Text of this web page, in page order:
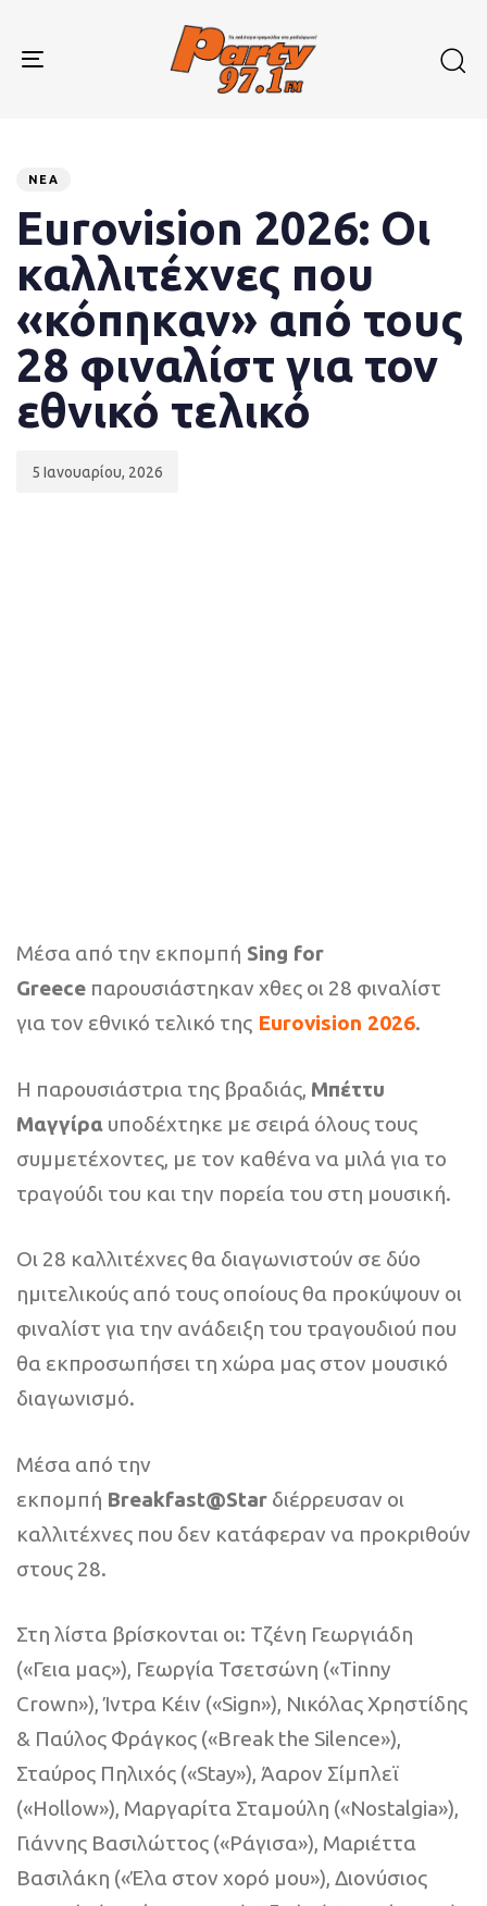
primary
Toggle
ΝΈΑ
Eurovision 2026: Οι
καλλιτέχνες που
«κόπηκαν» από τους
28 φιναλίστ για τον
εθνικό τελικό
5 Ιανουαρίου, 2026
Μέσα από την εκπομπή Sing for
Greece παρουσιάστηκαν χθες οι 28 φιναλίστ
για τον εθνικό τελικό της Eurovision 2026.
Η παρουσιάστρια της βραδιάς, Μπέττυ
Μαγγίρα υποδέχτηκε με σειρά όλους τους
συμμετέχοντες, με τον καθένα να μιλά για το
τραγούδι του και την πορεία του στη μουσική.
Οι 28 καλλιτέχνες θα διαγωνιστούν σε δύο
ημιτελικούς από τους οποίους θα προκύψουν οι
φιναλίστ για την ανάδειξη του τραγουδιού που
θα εκπροσωπήσει τη χώρα μας στον μουσικό
διαγωνισμό.
Μέσα από την
εκπομπή Breakfast@Star διέρρευσαν οι
καλλιτέχνες που δεν κατάφεραν να προκριθούν
στους 28.
Στη λίστα βρίσκονται οι: Τζένη Γεωργιάδη
(«Γεια μας»), Γεωργία Τσετσώνη («Tinny
Crown»), Ίντρα Κέιν («Sign»), Νικόλας Χρηστίδης
& Παύλος Φράγκος («Break the Silence»),
Σταύρος Πηλιχός («Stay»), Άαρον Σίμπλεϊ
(«Hollow»), Μαργαρίτα Σταμούλη («Nostalgia»),
Γιάννης Βασιλώττος («Ράγισα»), Μαριέττα
Βασιλάκη («Έλα στον χορό μου»), Διονύσιος